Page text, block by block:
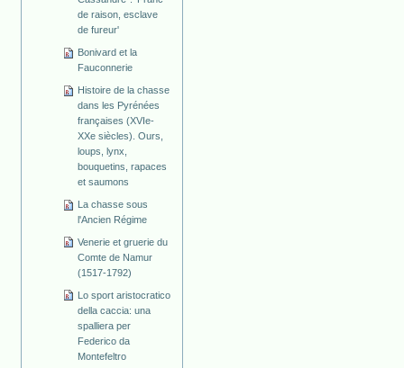
de raison, esclave
de fureur'
Bonivard et la
Fauconnerie
Histoire de la chasse
dans les Pyrénées
françaises (XVIe-
XXe siècles). Ours,
loups, lynx,
bouquetins, rapaces
et saumons
La chasse sous
l'Ancien Régime
Venerie et gruerie du
Comte de Namur
(1517-1792)
Lo sport aristocratico
della caccia: una
spalliera per
Federico da
Montefeltro